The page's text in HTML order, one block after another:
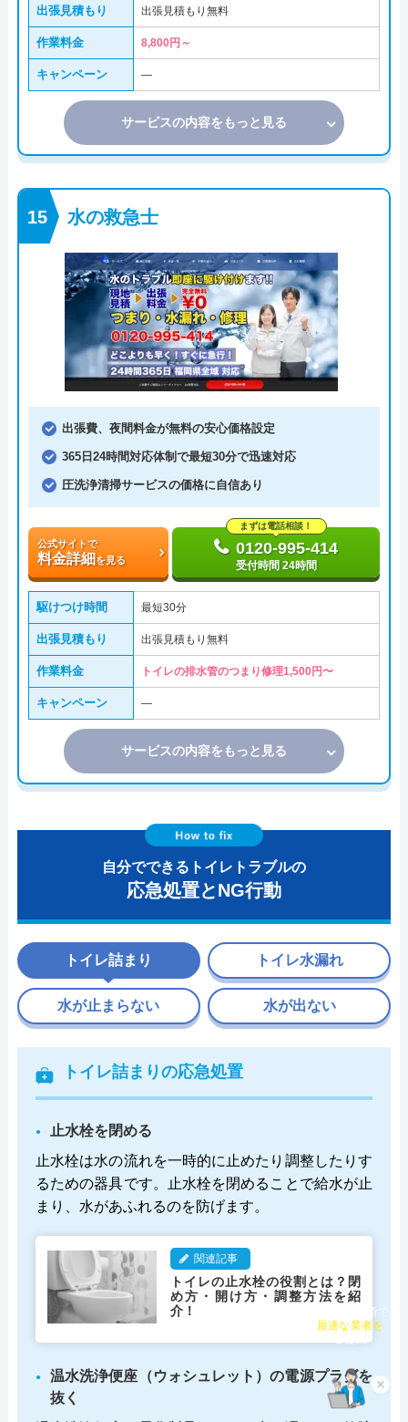
出張見積もり 出張見積もり無料
作業料金 8,800円～
キャンペーン ―
サービスの内容をもっと見る
水の救急士
出張費、夜間料金が無料の安心価格設定
365日24時間対応体制で最短30分で迅速対応
圧洗浄清掃サービスの価格に自信あり
公式サイトで
料金詳細を見る
まずは電話相談！
0120-995-414
受付時間 24時間
駆けつけ時間 最短30分
出張見積もり 出張見積もり無料
作業料金 トイレの排水管のつまり修理1,500円〜
キャンペーン ―
サービスの内容をもっと見る
自分でできるトイレトラブルの
応急処置とNG行動
トイレ詰まり
トイレ詰まりの応急処置
止水栓を閉める
止水栓は水の流れを一時的に止めたり調整したりす
るための器具です。止水栓を閉めることで給水が止
まり、水があふれるのを防げます。
関連記事
トイレの止水栓の役割とは？閉
め方・開け方・調整方法を紹
介！
温水洗浄便座（ウォシュレット）の電源プラグを
抜く
トイレ水漏れ
水が止まらない 水が出ない
×
チャット診断で
最適な業者を
ご提案